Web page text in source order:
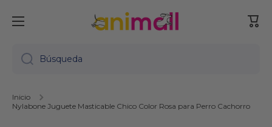
Ir directamente al contenido
Búsqueda
Inicio
Nylabone Juguete Masticable Chico Color Rosa para Perro Cachorro